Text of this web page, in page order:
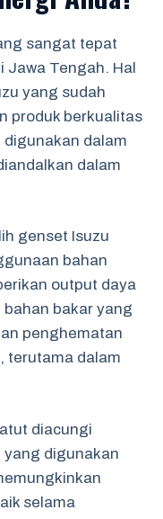
sangat tepat
Jawa Tengah. Hal
yang sudah
produk berkualitas
dalam
dalam
genset Isuzu
bahan
output daya
bakar yang
penghematan
terutama dalam
diacungi
yang digunakan
selama